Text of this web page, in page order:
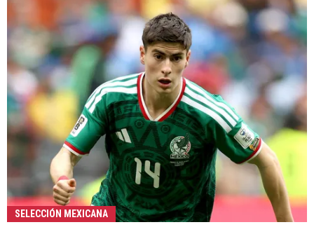
SELECCIÓN MEXICANA